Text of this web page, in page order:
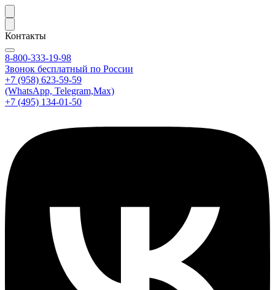
Контакты
8-800-333-19-98
Звонок бесплатный по России
+7 (958) 623-59-59
(WhatsApp, Telegram,Max)
+7 (495) 134-01-50